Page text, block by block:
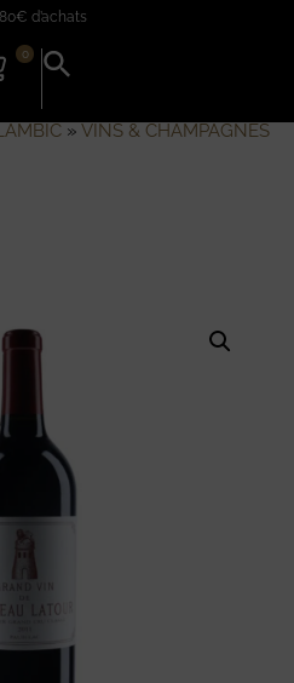
d’achats
0
Search
for:
» VINS & CHAMPAGNES